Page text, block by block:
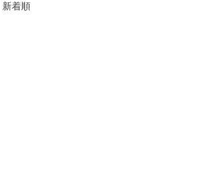
新着順